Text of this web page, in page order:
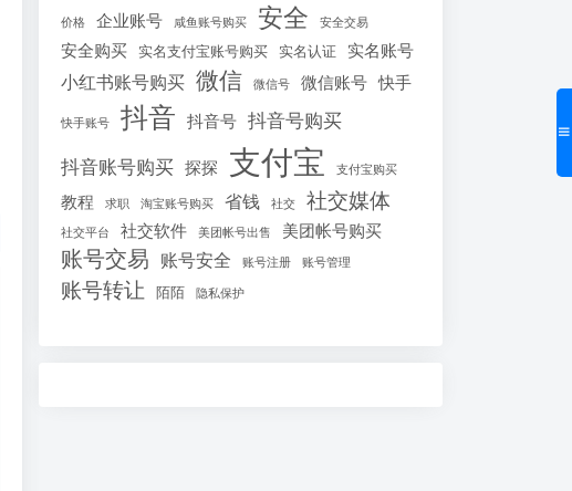
价格 企业账号 咸鱼账号购买 安全 安全交易
安全购买 实名支付宝账号购买 实名认证 实名账号
小红书账号购买 微信 微信号 微信账号 快手
快手账号 抖音 抖音号 抖音号购买
抖音账号购买 探探 支付宝 支付宝购买
教程 求职 淘宝账号购买 省钱 社交 社交媒体
社交平台 社交软件 美团帐号出售 美团帐号购买
账号交易 账号安全 账号注册 账号管理
账号转让 陌陌 隐私保护